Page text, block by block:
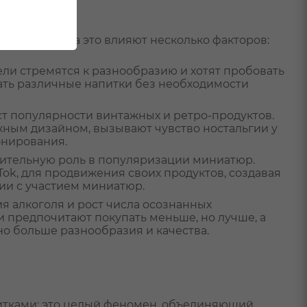
На это влияют несколько факторов:
стремятся к разнообразию и хотят пробовать
различные напитки без необходимости
популярности винтажных и ретро-продуктов.
дизайном, вызывают чувство ностальгии у
роль в популяризации миниатюр.
для продвижения своих продуктов, создавая
с участием миниатюр.
и рост числа осознанных
покупать меньше, но лучше, а
разнообразия и качества.